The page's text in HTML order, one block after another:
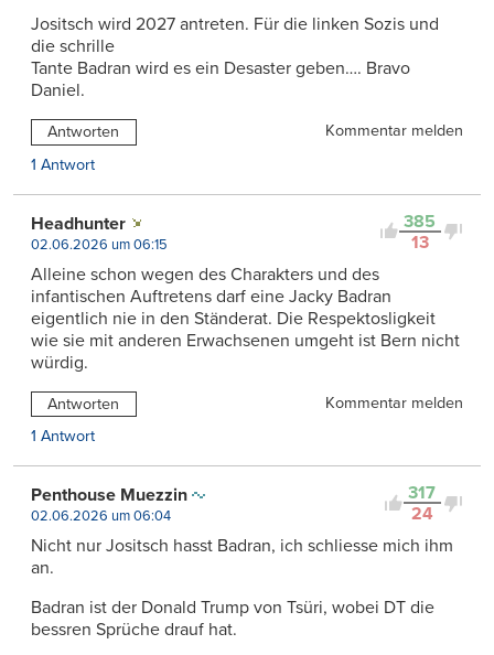
Jositsch wird 2027 antreten. Für die linken Sozis und
die schrille
Tante Badran wird es ein Desaster geben…. Bravo
Daniel.
Antworten
Kommentar melden
1 Antwort
385
13
Headhunter
02.06.2026 um 06:15
Alleine schon wegen des Charakters und des
infantischen Auftretens darf eine Jacky Badran
eigentlich nie in den Ständerat. Die Respektosligkeit
wie sie mit anderen Erwachsenen umgeht ist Bern nicht
würdig.
Antworten
Kommentar melden
1 Antwort
317
24
Penthouse Muezzin
02.06.2026 um 06:04
Nicht nur Jositsch hasst Badran, ich schliesse mich ihm
an.
Badran ist der Donald Trump von Tsüri, wobei DT die
bessren Sprüche drauf hat.